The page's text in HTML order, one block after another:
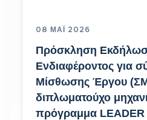
08 ΜΆΙ 2026
Πρόσκληση
Ενδιαφέροντος για
Μίσθωσης Έργου
διπλωματούχο
πρόγραμμα